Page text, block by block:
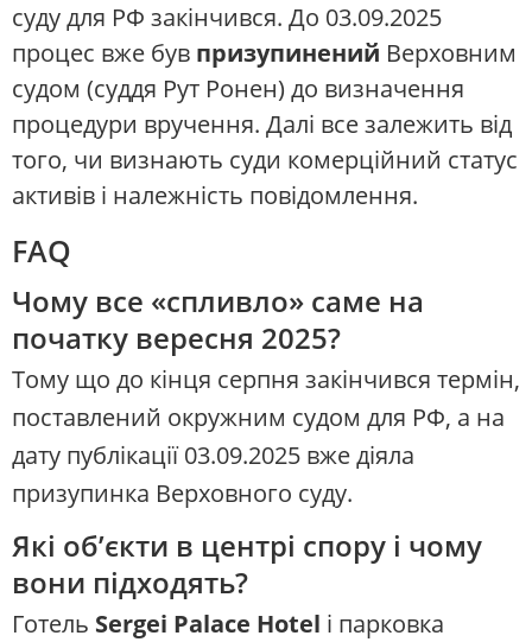
суду для РФ закінчився. До 03.09.2025
процес вже був призупинений Верховним
судом (суддя Рут Ронен) до визначення
процедури вручення. Далі все залежить від
того, чи визнають суди комерційний статус
активів і належність повідомлення.
FAQ
Чому все «спливло» саме на
початку вересня 2025?
Тому що до кінця серпня закінчився термін,
поставлений окружним судом для РФ, а на
дату публікації 03.09.2025 вже діяла
призупинка Верховного суду.
Які об’єкти в центрі спору і чому
вони підходять?
Готель Sergei Palace Hotel і парковка